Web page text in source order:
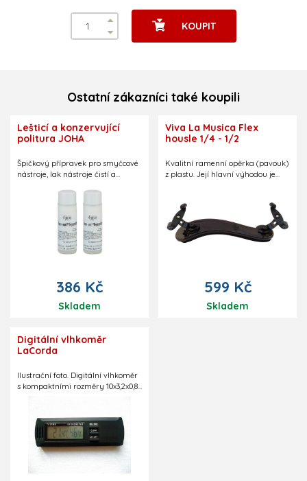
KOUPIT
Ostatní zákazníci také koupili
Lešticí a konzervující
politura JOHA
Špičkový přípravek pro smyčcové
nástroje, lak nástroje čistí a
staré laky a profesionální použití
(opraváři hudebních nástrojů).
386 Kč
Skladem
Viva La Musica Flex
housle 1/4 - 1/2
Kvalitní ramenní opěrka (pavouk)
z plastu. Její hlavní výhodou je
599 Kč
Skladem
Digitální vlhkoměr
LaCorda
Ilustrační foto. Digitální vlhkoměr
s kompaktními rozměry 10x3,2x0,8
Součástí balení jsou i dva
nalepovací suché zipy umožňující
uchycení vlhkoměru i na jiné
místo v pouzdře či kdekoliv jinde.
vzdušnou vlhkost v procentech,